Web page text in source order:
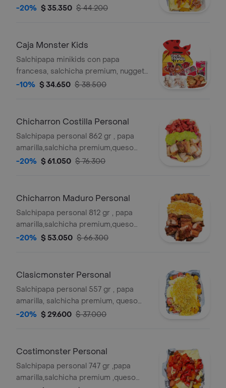
gratinado, bacon, queso cheddar, y
-20% $ 35.350 $ 44.200
Caja Monster Kids
Salchipapa minikids con papa
francesa, salchicha premium, nuggets
de pollo, jugo del valle, juguete
-10% $ 34.650 $ 38.500
Chicharron Costilla Personal
Salchipapa personal 862 gr , papa
amarilla,salchicha premium,queso
gratinado,guacamole,trozos de
en salsas bbq honey y salsa
-20% $ 61.050 $ 76.300
Chicharron Maduro Personal
Salchipapa personal 812 gr , papa
amarilla,salchicha premium,queso
gratinado,maicitos,trozos de
verde,ajo,bbq honey
-20% $ 53.050 $ 66.300
Clasicmonster Personal
Salchipapa personal 557 gr , papa
amarilla, salchicha premium, queso
gratinado, ripio y salsas verde,ajo,bbq
-20% $ 29.600 $ 37.000
Costimonster Personal
Salchipapa personal 747 gr ,papa
amarilla,salchicha premium ,queso